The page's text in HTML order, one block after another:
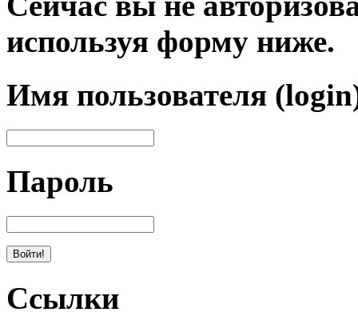
используя форму ниже.
Имя пользователя
Пароль
Ссылки